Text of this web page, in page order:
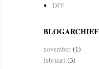
DIY
BLOGARCHIEF
november (1)
februari (3)